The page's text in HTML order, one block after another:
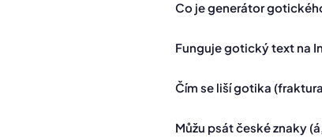
Co je generátor
Funguje gotický text na
Čím se liší gotika
Můžu psát české znaky